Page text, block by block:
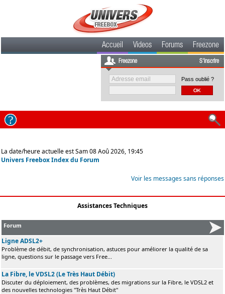
Accueil Videos Forums Freezone
Freezone S'inscrire
Pass oublié ?
La date/heure actuelle est Sam 08 Aoû 2026, 19:45
Univers Freebox Index du Forum
Voir les messages sans réponses
Assistances Techniques
Forum
Ligne ADSL2+
Problème de débit, de synchronisation, astuces pour améliorer la qualité de sa
ligne, questions sur le passage vers Free...
La Fibre, le VDSL2 (Le Très Haut Débit)
Discuter du déploiement, des problèmes, des migrations sur la Fibre, le VDSL2 et
des nouvelles technologies "Très Haut Débit"